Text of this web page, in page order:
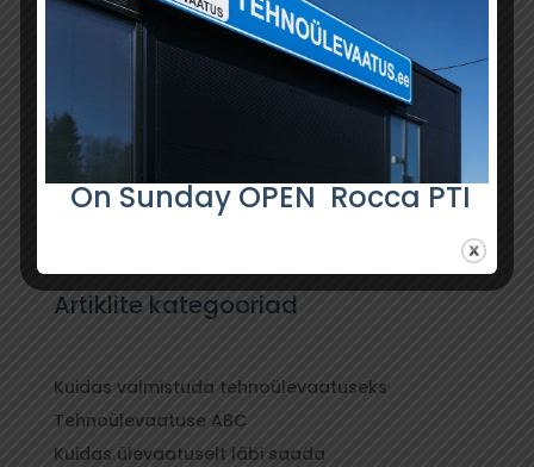
Artiklite kategooriad
Kuidas valmistuda tehnoülevaatuseks
Tehnoülevaatuse ABC
Kuidas ülevaatuselt läbi saada
On Sunday OPEN Rocca PTI